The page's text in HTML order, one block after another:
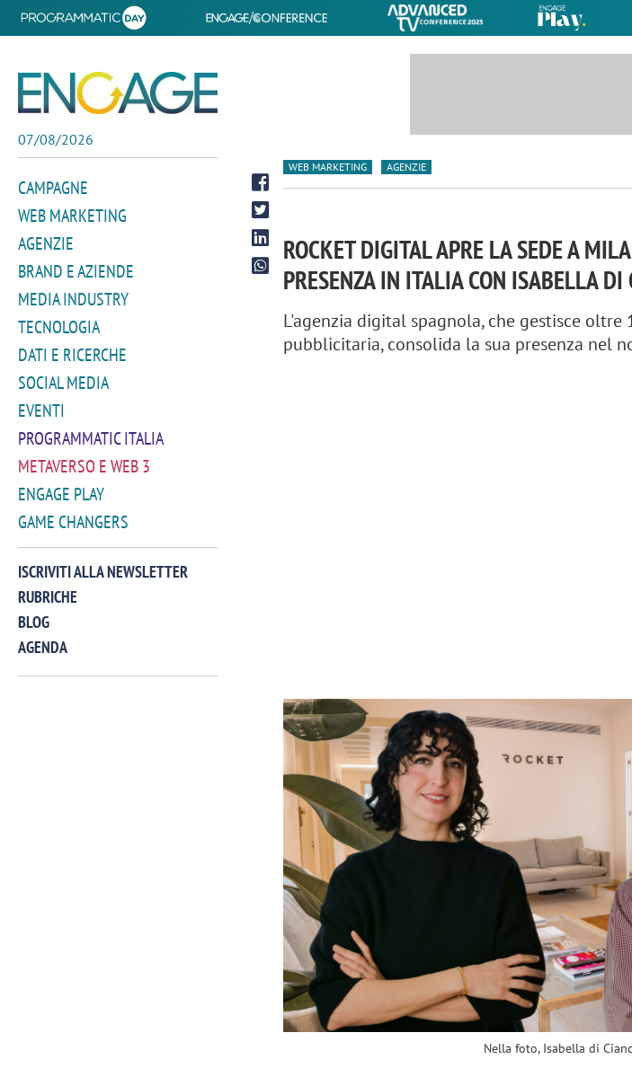
07/08/2026
CAMPAGNE
WEB MARKETING
AGENZIE
BRAND E AZIENDE
MEDIA INDUSTRY
TECNOLOGIA
DATI E RICERCHE
SOCIAL MEDIA
EVENTI
PROGRAMMATIC ITALIA
METAVERSO E WEB 3
ENGAGE PLAY
GAME CHANGERS
ISCRIVITI ALLA NEWSLETTER
RUBRICHE
BLOG
AGENDA
WEB MARKETING AGENZIE
ROCKET DIGITAL APRE LA SEDE A
PRESENZA IN ITALIA CON ISABELLA DI
L'agenzia digital spagnola, che gestisce oltre
pubblicitaria, consolida la sua presenza nel
Nella foto, Isabella di
Manassero, Samsung Ads: «Con Total
Perez, Samsung Ads: «L'Italia è un
mercato strategico e continuerà a
crescere»